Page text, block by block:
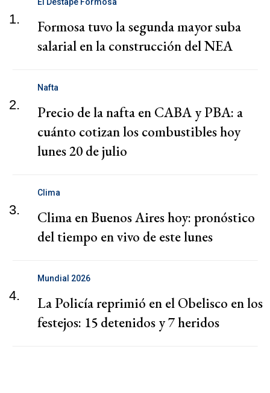
1.
Formosa tuvo la segunda mayor suba
salarial en la construcción del NEA
2.
Nafta
Precio de la nafta en CABA y PBA: a
cuánto cotizan los combustibles hoy
lunes 20 de julio
3.
Clima
Clima en Buenos Aires hoy: pronóstico
del tiempo en vivo de este lunes
4.
Mundial 2026
La Policía reprimió en el Obelisco en los
festejos: 15 detenidos y 7 heridos